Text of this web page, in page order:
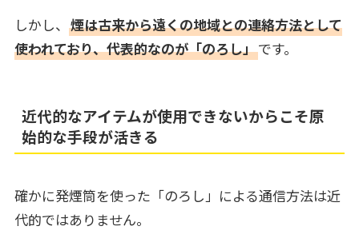
しかし、 煙は古来から遠くの地域との連絡方法として
使われており、代表的なのが「のろし」です。
近代的なアイテムが使用できないからこそ原
始的な手段が活きる
確かに発煙筒を使った「のろし」による通信方法は近
代的ではありません。